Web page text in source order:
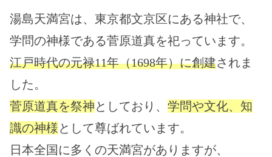
湯島天満宮は、東京都文京区にある神社で、
学問の神様である菅原道真を祀っています。
江戸時代の元禄11年（1698年）に創建されま
した。
菅原道真を祭神としており、 学問や文化、知
識の神様として尊ばれています。
日本全国に多くの天満宮がありますが、